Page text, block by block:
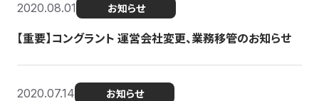
2020.08.01 お知らせ
【重要】コングラント 運営会社変更、業務移管のお知らせ
2020.07.14 お知らせ